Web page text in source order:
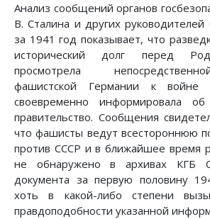
Анализ сообщений органов
В. Сталина и других руководителей
за 1941 год показывает, что
исторический долг перед
просмотрела
фашистской Германии к
своевременно информировала
правительство. Сообщения
что фашисты ведут всестороннюю
против СССР и в ближайшее время
не обнаружено в архивах КГБ
документа за первую половину
хоть в какой-либо степени
правдоподобности указанной